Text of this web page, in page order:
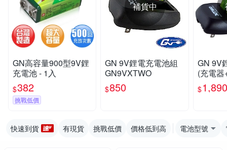
GN高容量900型9V鋰
充電池 - 1入
$382
挑戰低價
補貨中
GN 9V鋰電充電池組
GN9VXTWO
$850
GN 9V
(充電
$1,890
快速到貨 有現貨 挑戰低價 價格低到高 電池型號